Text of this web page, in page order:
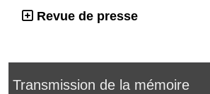
Revue de presse
Transmission de la mémoire